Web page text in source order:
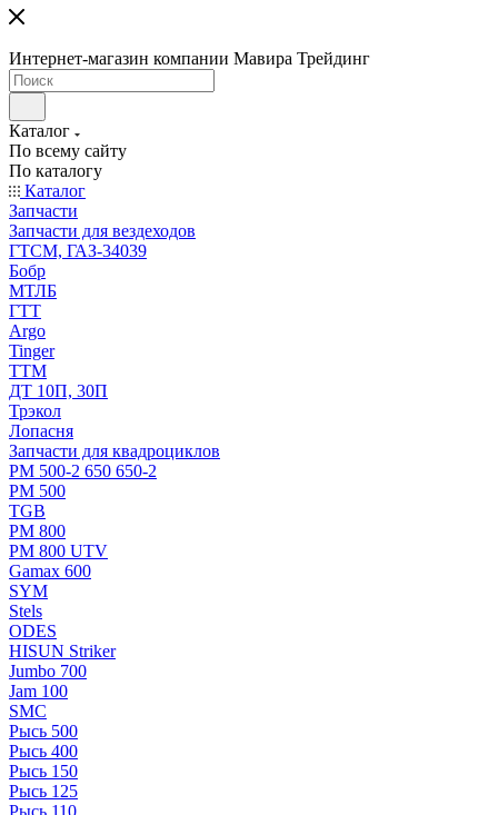
Интернет-магазин компании Мавира Трейдинг
Каталог
По всему сайту
По каталогу
Каталог
Запчасти
Запчасти для вездеходов
ГТСМ, ГАЗ-34039
Бобр
МТЛБ
ГТТ
Argo
Tinger
ТТМ
ДТ 10П, 30П
Трэкол
Лопасня
Запчасти для квадроциклов
РМ 500-2 650 650-2
РМ 500
TGB
РМ 800
РМ 800 UTV
Gamax 600
SYM
Stels
ОDЕS
HISUN Striker
Jumbo 700
Jam 100
SMC
Рысь 500
Рысь 400
Рысь 150
Рысь 125
Рысь 110